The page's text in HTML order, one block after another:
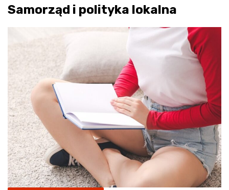
Samorząd i polityka lokalna